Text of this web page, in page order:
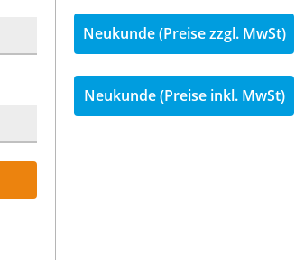
Neukunde (Preise zzgl. MwSt)
Neukunde (Preise inkl. MwSt)
inkl. MwSt.
115,06 €
Menge Stk.